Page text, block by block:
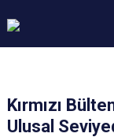
Kırmızı
Ulusal